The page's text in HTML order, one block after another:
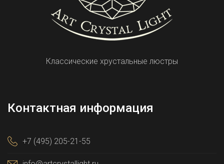
Классические хрустальные люстры
Контактная информация
+7 (495) 205-21-55